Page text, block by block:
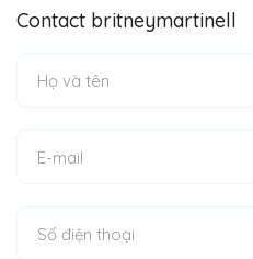
Contact britneymartinell